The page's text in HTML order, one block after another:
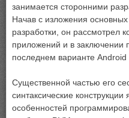
занимается сторонними
Начав с изложения
разработки, он рассмотрел
приложений и в заключении
последнем варианте Android
Существенной частью его
синтаксические
особенностей